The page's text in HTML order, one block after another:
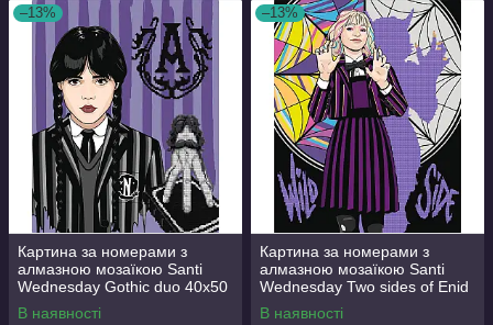
–13%
Картина за номерами з
алмазною мозаїкою Santi
Wednesday Gothic duo 40x50
см Різнобарвний (954993)
В наявності
–13%
Картина за номерами з
алмазною мозаїкою Santi
Wednesday Two sides of Enid
Sinclair 40x50 см
В наявності